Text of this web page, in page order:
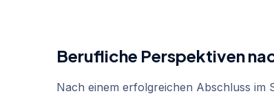
Berufliche Perspektiven
Nach einem erfolgreichen Abschluss im